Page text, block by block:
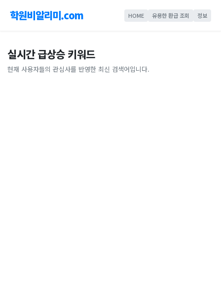
학원비알리미.com HOME 유용한 환급 조회 정보
실시간 급상승 키워드
현재 사용자들의 관심사를 반영한 최신 검색어입니다.